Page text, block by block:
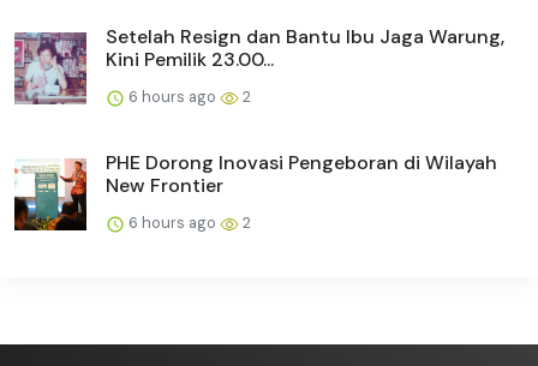
Setelah Resign dan Bantu Ibu Jaga Warung,
Kini Pemilik 23.00...
6 hours ago 2
PHE Dorong Inovasi Pengeboran di Wilayah
New Frontier
6 hours ago 2